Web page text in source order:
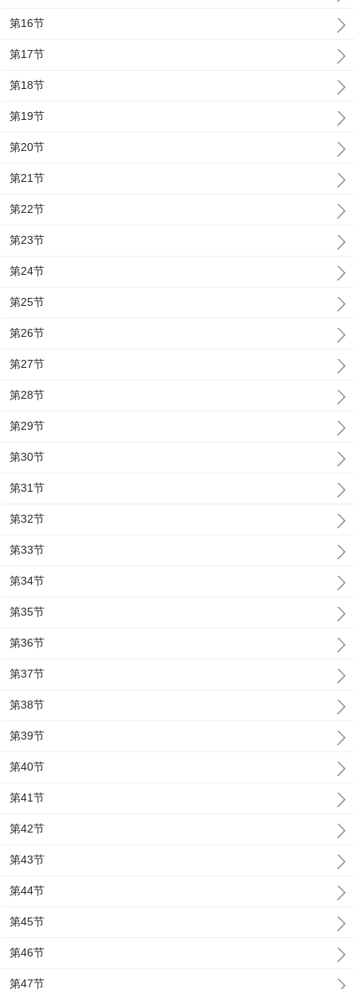
第16节
第17节
第18节
第19节
第20节
第21节
第22节
第23节
第24节
第25节
第26节
第27节
第28节
第29节
第30节
第31节
第32节
第33节
第34节
第35节
第36节
第37节
第38节
第39节
第40节
第41节
第42节
第43节
第44节
第45节
第46节
第47节